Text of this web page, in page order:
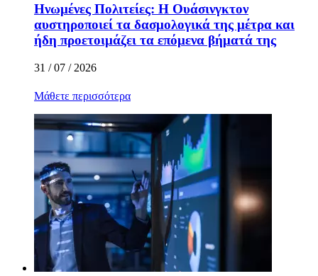
Ηνωμένες Πολιτείες: Η Ουάσινγκτον
αυστηροποιεί τα δασμολογικά της μέτρα και
ήδη προετοιμάζει τα επόμενα βήματά της
31 / 07 / 2026
Μάθετε περισσότερα